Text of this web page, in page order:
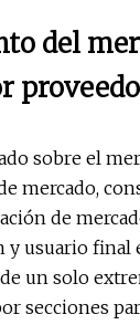
del
sobre el
mercado,
de
y usuario
un solo
secciones